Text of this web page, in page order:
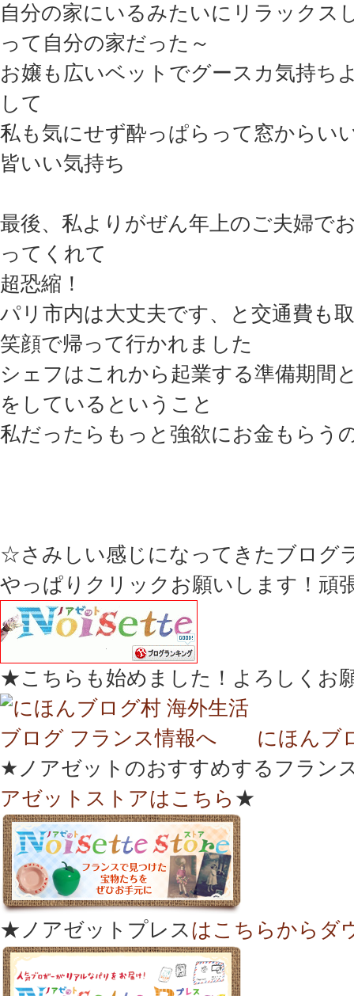
自分の家にいるみたいにリラックス
って自分の家だった～
お嬢も広いベットでグースカ気持ち
して
私も気にせず酔っぱらって窓からい
皆いい気持ち
最後、私よりがぜん年上のご夫婦で
ってくれて
超恐縮！
パリ市内は大丈夫です、と交通費も
笑顔で帰って行かれました
シェフはこれから起業する準備期間
をしているということ
私だったらもっと強欲にお金もらう
☆さみしい感じになってきたブログ
やっぱりクリックお願いします！頑
★こちらも始めました！よろしくお
にほんブ
★ノアゼットのおすすめするフラン
アゼットストアはこちら ★
★ノアゼットプレスはこちらからダ